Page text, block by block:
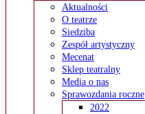
Aktualności
O teatrze
Siedziba
Zespół artystyczny
Mecenat
Sklep teatralny
Media o nas
Sprawozdania roczne
2022